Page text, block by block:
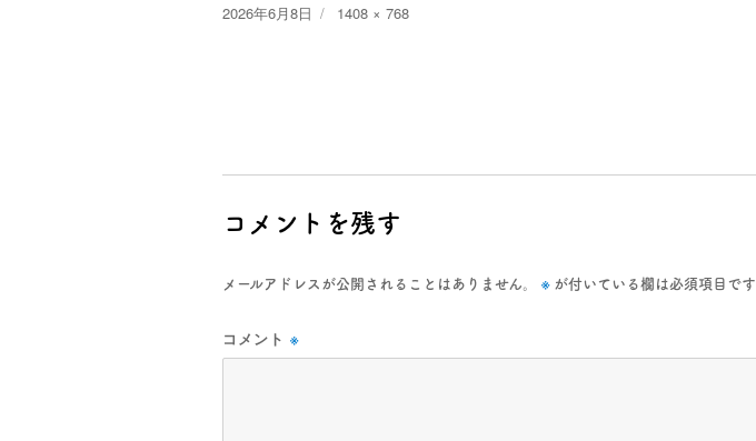
Posted
2026年6月8日
Full
1408 × 768
コメントを残す
メールアドレスが公開されることはありません。 ※が付いている欄は必須項目です
コメント ※